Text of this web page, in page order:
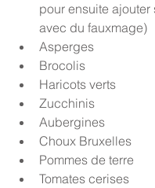
pour ensuite ajouter
avec du fauxmage)
Asperges
Brocolis
Haricots verts
Zucchinis
Aubergines
Choux Bruxelles
Pommes de terre
Tomates cerises